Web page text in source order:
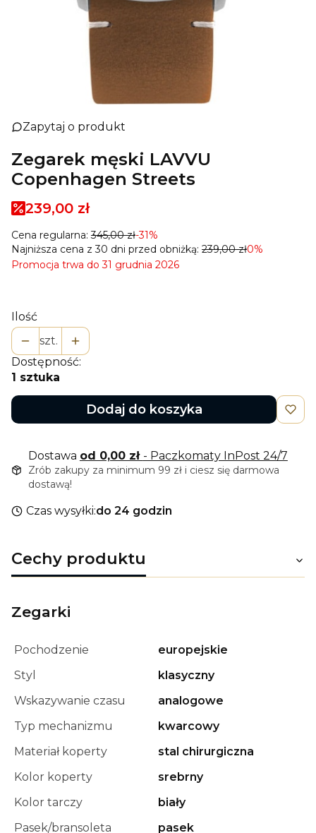
Zapytaj o produkt
Zegarek męski LAVVU
Copenhagen Streets
239,00 zł
Cena regularna: 345,00 zł-31%
Najniższa cena z 30 dni przed obniżką: 239,00 zł0%
Promocja trwa do 31 grudnia 2026
Ilość
szt.
Dostępność:
1 sztuka
Dodaj do koszyka
Dostawa od 0,00 zł - Paczkomaty InPost 24/7
Zrób zakupy za minimum 99 zł i ciesz się darmowa
dostawą!
Czas wysyłki:do 24 godzin
Cechy produktu
Zegarki
Pochodzenie
europejskie
Styl
klasyczny
Wskazywanie czasu
analogowe
Typ mechanizmu
kwarcowy
Materiał koperty
stal chirurgiczna
Kolor koperty
srebrny
Kolor tarczy
biały
Pasek/bransoleta
pasek